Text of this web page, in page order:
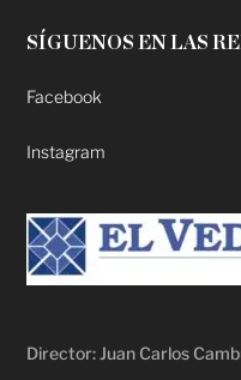
SÍGUENOS EN LAS
Facebook
Instagram
Director: Juan Carlos